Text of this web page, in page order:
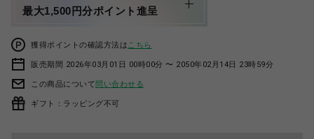
最大1,500円分ポイント進呈
獲得ポイントの確認方法は こちら
販売期間 2026年03月01日 00時00分 〜 2050年02月14日 23時59分
この商品について問い合わせる
ギフト：ラッピング不可